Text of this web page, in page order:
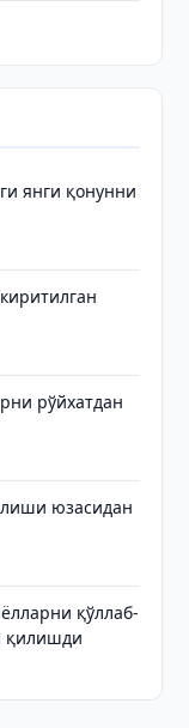
янги қонунни
рўйхатдан
юзасидан
қўллаб-
қилишди